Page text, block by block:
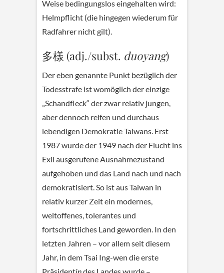
Weise bedingungslos eingehalten wird:
Helmpflicht (die hingegen wiederum für
Radfahrer nicht gilt).
多樣 (adj./subst. duoyang)
Der eben genannte Punkt bezüglich der
Todesstrafe ist womöglich der einzige
„Schandfleck“ der zwar relativ jungen,
aber dennoch reifen und durchaus
lebendigen Demokratie Taiwans. Erst
1987 wurde der 1949 nach der Flucht ins
Exil ausgerufene Ausnahmezustand
aufgehoben und das Land nach und nach
demokratisiert. So ist aus Taiwan in
relativ kurzer Zeit ein modernes,
weltoffenes, tolerantes und
fortschrittliches Land geworden. In den
letzten Jahren – vor allem seit diesem
Jahr, in dem Tsai Ing-wen die erste